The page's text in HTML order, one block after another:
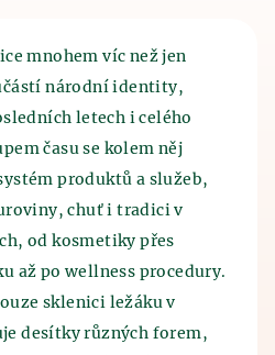
shop
FAQ
mnohem víc než jen
národní identity,
letech i celého
času se kolem něj
produktů a služeb,
chuť i tradici v
od kosmetiky přes
až po wellness procedury.
sklenici ležáku v
desítky různých forem,
lázní
provozovány před 4 tisíci
účinky, které má lázeňství
i staří Číňané a
zřejmě omylem,
Vypěstované obilí špatně
pivaa sladu
do 7. tisíciletí před naším
trochu omylem, objevili
výroby piva započala
obilí, které pěstovali. Obilí
nádobách, do kterých
princip kvašení.